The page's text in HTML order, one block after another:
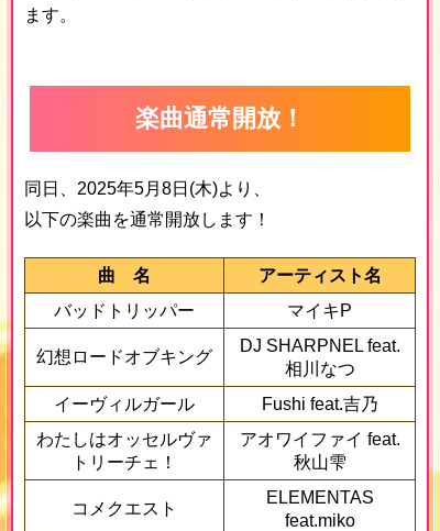
ます。
楽曲通常開放！
同日、2025年5月8日(木)より、
以下の楽曲を通常開放します！
曲 名
アーティスト名
バッドトリッパー
マイキP
幻想ロードオブキング
DJ SHARPNEL feat.
相川なつ
イーヴィルガール
Fushi feat.吉乃
わたしはオッセルヴァ
トリーチェ！
アオワイファイ feat.
秋山雫
コメクエスト
ELEMENTAS
feat.miko